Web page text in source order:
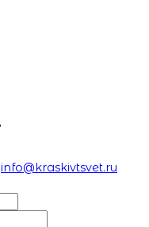
info@kraskivtsvet.ru